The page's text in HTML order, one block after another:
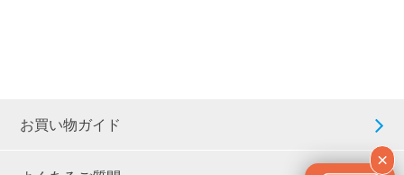
×
お買い物ガイド